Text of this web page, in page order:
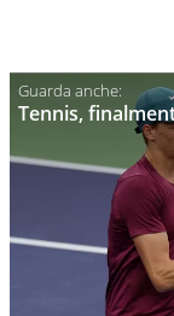
Tennis,